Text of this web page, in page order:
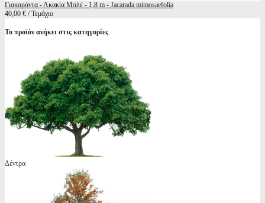
Γιακαράντα - Ακακία Μπλέ - 1,8 m - Jacarada mimosaefolia
40,00 € / Τεμάχιο
Το προϊόν ανήκει στις κατηγορίες
Δέντρα